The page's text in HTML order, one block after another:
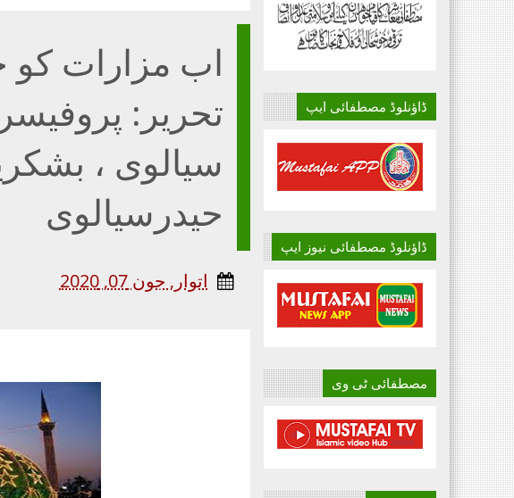
ڈاؤنلوڈ مصطفائی ایپ
ڈاؤنلوڈ مصطفائی نیوز ایپ
مصطفائی ٹی وی
اب مزارات
تحریر:
سیالوی ،
حیدرسیالوی
اتوار, جون 07, 2020